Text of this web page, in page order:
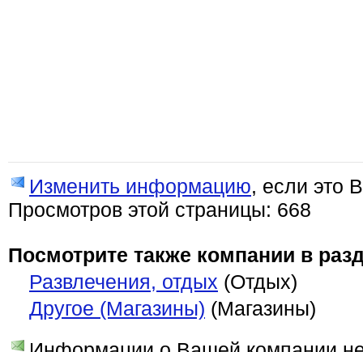
Изменить информацию, если это
Просмотров этой страницы: 668
Посмотрите также компании в
Развлечения, отдых (Отдых)
Другое (Магазины) (Магазины)